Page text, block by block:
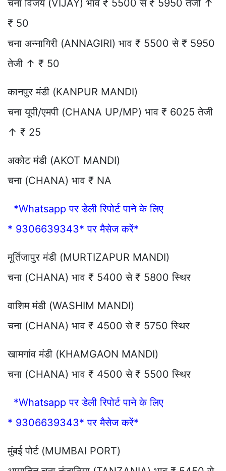
चना विजय (VIJAY) भाव ₹ 5500 से ₹ 5950 तेजी ↑
₹ 50
चना अन्नागिरी (ANNAGIRI) भाव ₹ 5500 से ₹ 5950
तेजी ↑ ₹ 50
कानपुर मंडी (KANPUR MANDI)
चना यूपी/एमपी (CHANA UP/MP) भाव ₹ 6025 तेजी
↑ ₹ 25
अकोट मंडी (AKOT MANDI)
चना (CHANA) भाव ₹ NA
*Whatsapp पर डेली रिपोर्ट पाने के लिए
* 9306639343* पर मैसेज करें*
मूर्तिजापुर मंडी (MURTIZAPUR MANDI)
चना (CHANA) भाव ₹ 5400 से ₹ 5800 स्थिर
वाशिम मंडी (WASHIM MANDI)
चना (CHANA) भाव ₹ 4500 से ₹ 5750 स्थिर
खामगांव मंडी (KHAMGAON MANDI)
चना (CHANA) भाव ₹ 4500 से ₹ 5500 स्थिर
*Whatsapp पर डेली रिपोर्ट पाने के लिए
* 9306639343* पर मैसेज करें*
मुंबई पोर्ट (MUMBAI PORT)